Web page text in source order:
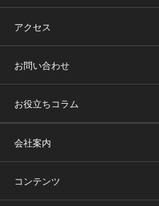
アクセス
お問い合わせ
お役立ちコラム
会社案内
コンテンツ